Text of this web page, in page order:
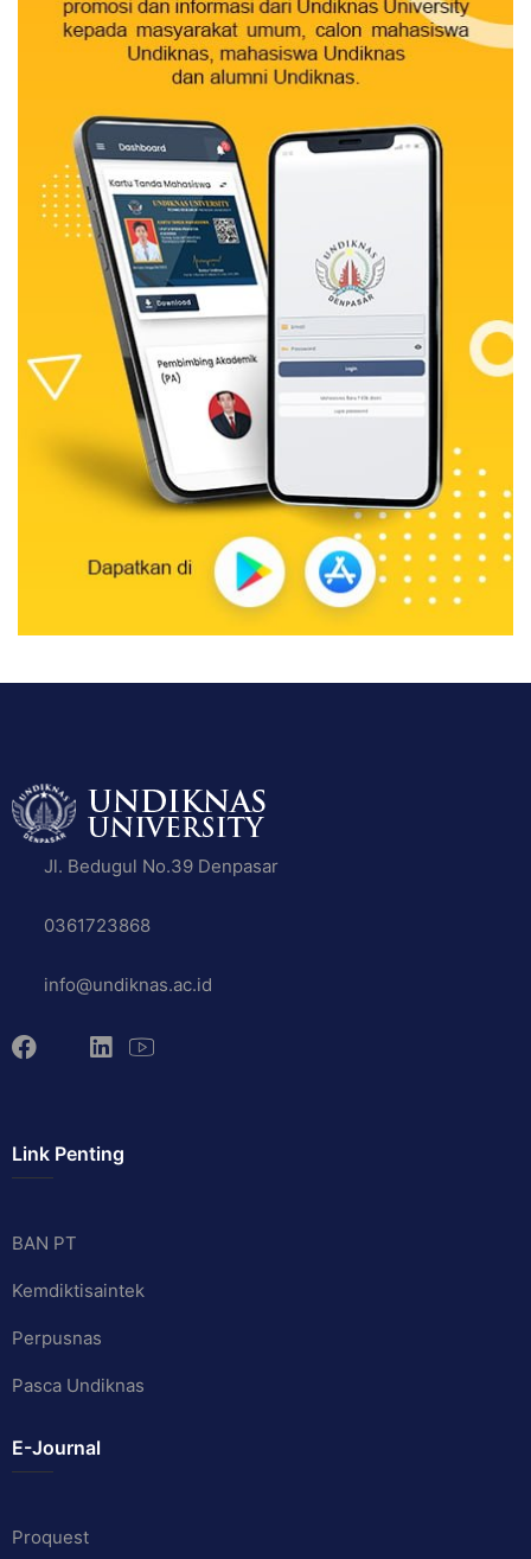
Jl. Bedugul No.39 Denpasar
0361723868
info@undiknas.ac.id
Link Penting
BAN PT
Kemdiktisaintek
Perpusnas
Pasca Undiknas
E-Journal
Proquest